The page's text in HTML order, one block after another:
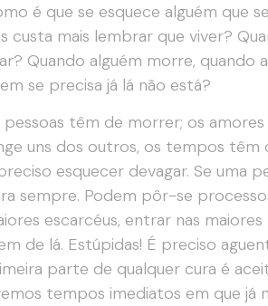
é que se esquece alguém que
custa mais lembrar que viver?
Quando alguém morre, quando
se precisa já lá não está?
pessoas têm de morrer; os
uns dos outros, os tempos têm
esquecer devagar. Se uma
sempre. Podem pôr-se
escarcéus, entrar nas
de lá. Estúpidas! É preciso
parte de qualquer cura é
tempos imediatos em que já